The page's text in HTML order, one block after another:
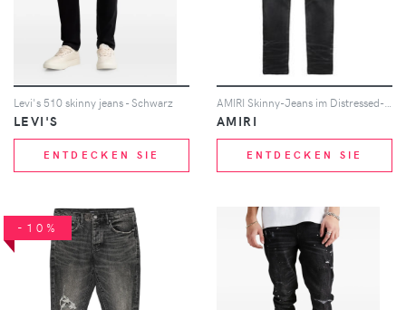
Levi's 510 skinny jeans - Schwarz
LEVI'S
ENTDECKEN SIE
AMIRI
ENTDECKEN SIE
-10%